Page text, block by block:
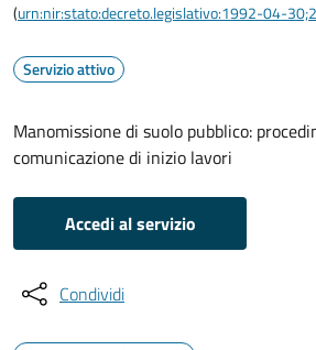
(urn:nir:stato:decreto.legislativo:1992-04-
Servizio attivo
Manomissione di suolo pubblico:
comunicazione di inizio lavori
Accedi al servizio
Condividi